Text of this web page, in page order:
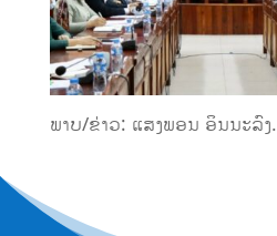
ພາບ/ຂ່າວ: ແສງພອນ ອິນນະລົງ.